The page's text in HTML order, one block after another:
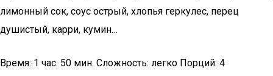
лимонный сок, соус острый, хлопья геркулес, перец
душистый, карри, кумин…
Время: 1 час. 50 мин. Сложность: легко Порций: 4